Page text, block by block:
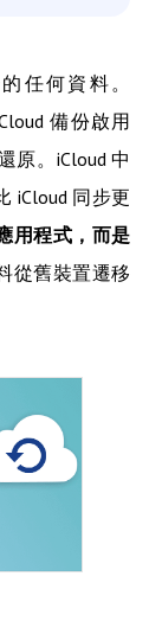
任何資料。
備份啟用
原。iCloud 中
iCloud 同步更
用程式，而是
從舊裝置遷移